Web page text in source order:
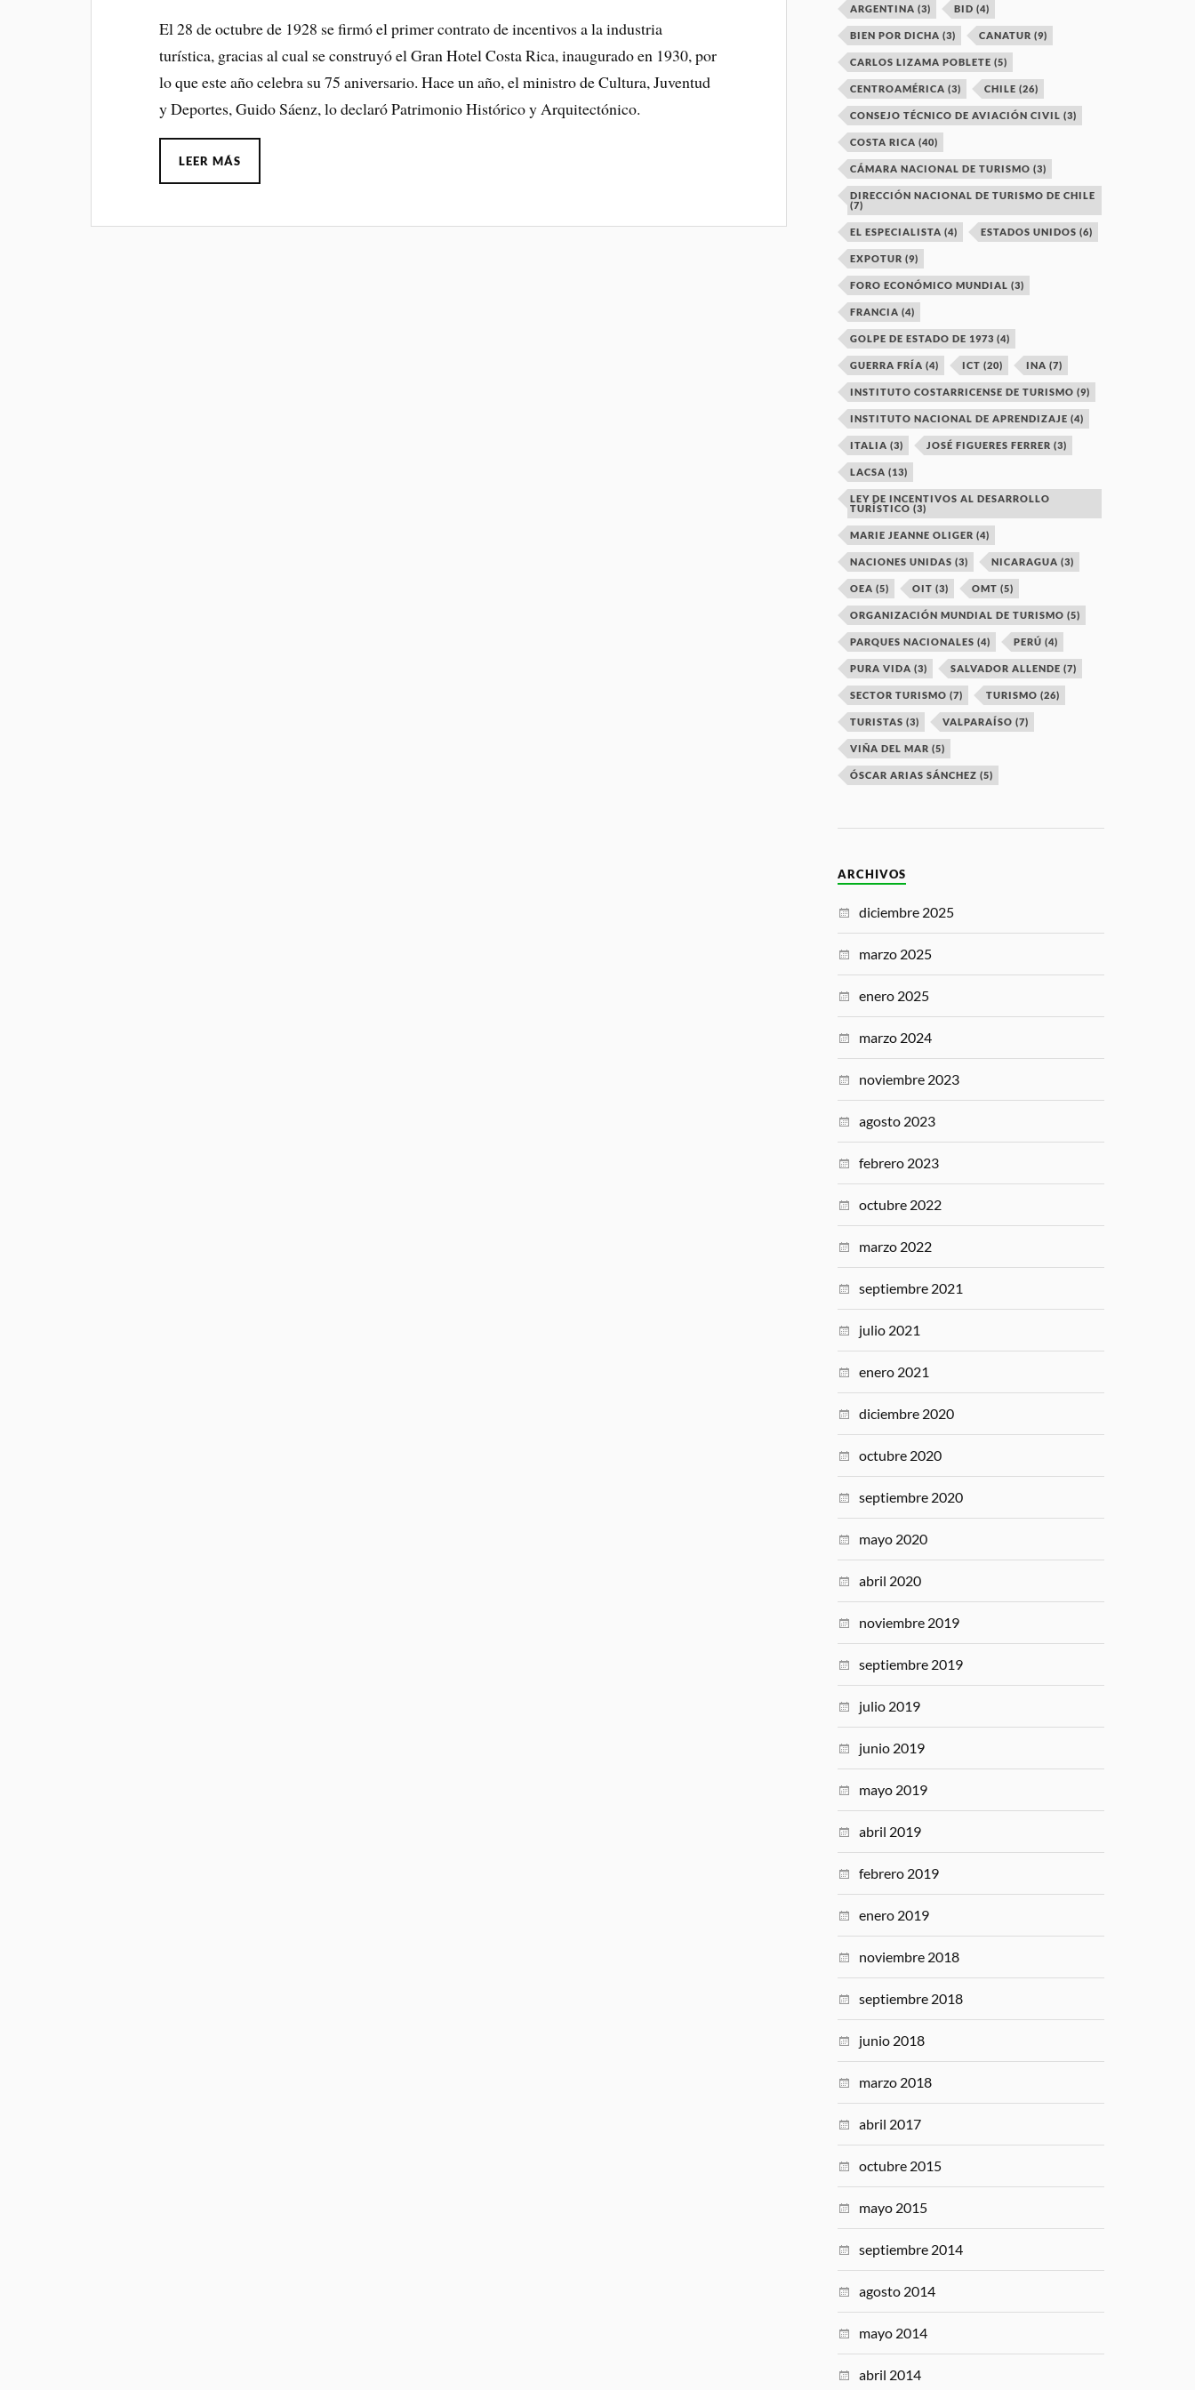
El 28 de octubre de 1928 se firmó el primer contrato de incentivos a la industria
turística, gracias al cual se construyó el Gran Hotel Costa Rica, inaugurado en 1930, por
lo que este año celebra su 75 aniversario. Hace un año, el ministro de Cultura, Juventud
y Deportes, Guido Sáenz, lo declaró Patrimonio Histórico y Arquitectónico.
LEER MÁS
ARGENTINA (3) BID (4)
BIEN POR DICHA (3) CANATUR (9)
CARLOS LIZAMA POBLETE (5)
CENTROAMÉRICA (3) CHILE (26)
CONSEJO TÉCNICO DE AVIACIÓN CIVIL (3)
COSTA RICA (40)
CÁMARA NACIONAL DE TURISMO (3)
DIRECCIÓN NACIONAL DE TURISMO DE CHILE
(7)
EL ESPECIALISTA (4) ESTADOS UNIDOS (6)
EXPOTUR (9)
FORO ECONÓMICO MUNDIAL (3)
FRANCIA (4)
GOLPE DE ESTADO DE 1973 (4)
GUERRA FRÍA (4) ICT (20) INA (7)
INSTITUTO COSTARRICENSE DE TURISMO (9)
INSTITUTO NACIONAL DE APRENDIZAJE (4)
ITALIA (3) JOSÉ FIGUERES FERRER (3)
LACSA (13)
LEY DE INCENTIVOS AL DESARROLLO
TURÍSTICO (3)
MARIE JEANNE OLIGER (4)
NACIONES UNIDAS (3) NICARAGUA (3)
OEA (5) OIT (3) OMT (5)
ORGANIZACIÓN MUNDIAL DE TURISMO (5)
PARQUES NACIONALES (4) PERÚ (4)
PURA VIDA (3) SALVADOR ALLENDE (7)
SECTOR TURISMO (7) TURISMO (26)
TURISTAS (3) VALPARAÍSO (7)
VIÑA DEL MAR (5)
ÓSCAR ARIAS SÁNCHEZ (5)
ARCHIVOS
diciembre 2025
marzo 2025
enero 2025
marzo 2024
noviembre 2023
agosto 2023
febrero 2023
octubre 2022
marzo 2022
septiembre 2021
julio 2021
enero 2021
diciembre 2020
octubre 2020
septiembre 2020
mayo 2020
abril 2020
noviembre 2019
septiembre 2019
julio 2019
junio 2019
mayo 2019
abril 2019
febrero 2019
enero 2019
noviembre 2018
septiembre 2018
junio 2018
marzo 2018
abril 2017
octubre 2015
mayo 2015
septiembre 2014
agosto 2014
mayo 2014
abril 2014